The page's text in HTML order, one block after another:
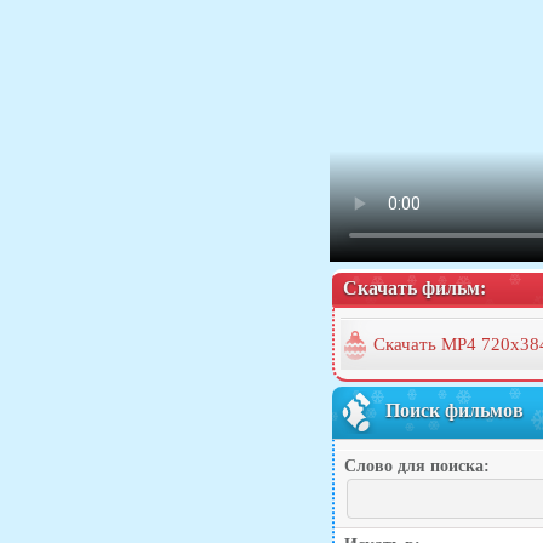
Скачать фильм:
Скачать MP4
Поиск фильмов
Слово для поиска: